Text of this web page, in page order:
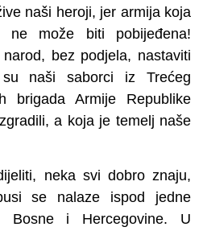
naši heroji, jer armija koja
može biti pobijeđena!
bez podjela, nastaviti
naši saborci iz Trećeg
brigada Armije Republike
a koja je temelj naše
neka svi dobro znaju,
se nalaze ispod jedne
Bosne i Hercegovine. U